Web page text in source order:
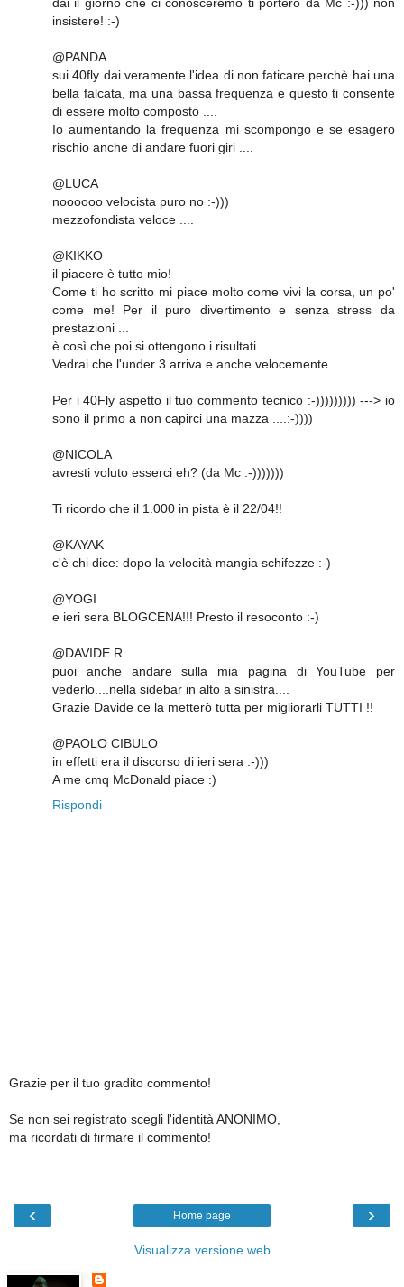
dai il giorno che ci conosceremo ti porterò da Mc :-))) non
insistere! :-)
@PANDA
sui 40fly dai veramente l'idea di non faticare perchè hai una
bella falcata, ma una bassa frequenza e questo ti consente
di essere molto composto ....
Io aumentando la frequenza mi scompongo e se esagero
rischio anche di andare fuori giri ....
@LUCA
noooooo velocista puro no :-)))
mezzofondista veloce ....
@KIKKO
il piacere è tutto mio!
Come ti ho scritto mi piace molto come vivi la corsa, un po'
come me! Per il puro divertimento e senza stress da
prestazioni ...
è così che poi si ottengono i risultati ...
Vedrai che l'under 3 arriva e anche velocemente....
Per i 40Fly aspetto il tuo commento tecnico :-))))))))) ---> io
sono il primo a non capirci una mazza ....:-))))
@NICOLA
avresti voluto esserci eh? (da Mc :-)))))))
Ti ricordo che il 1.000 in pista è il 22/04!!
@KAYAK
c'è chi dice: dopo la velocità mangia schifezze :-)
@YOGI
e ieri sera BLOGCENA!!! Presto il resoconto :-)
@DAVIDE R.
puoi anche andare sulla mia pagina di YouTube per
vederlo....nella sidebar in alto a sinistra....
Grazie Davide ce la metterò tutta per migliorarli TUTTI !!
@PAOLO CIBULO
in effetti era il discorso di ieri sera :-)))
A me cmq McDonald piace :)
Rispondi
Grazie per il tuo gradito commento!
Se non sei registrato scegli l'identità ANONIMO,
ma ricordati di firmare il commento!
‹ ›
Home page
Visualizza versione web